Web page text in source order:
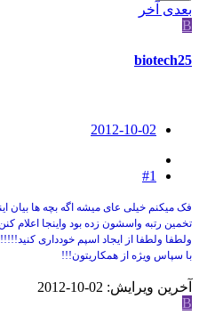
بعدی آخر
B
biotech25
2012-10-02
#1
فک میکنم خیلی عای میشه اگه بچه ها بیان
تخمین رتبه واسشون زده بود واینجا اعلام
ولطفا ولطفا از ایجاد اسپم خودداری کنید!!!!!
با سپاس ویژه از همکاریتون!!!
آخرین ویرایش: 2012-10-02
B